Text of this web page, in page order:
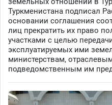
Туркменистана подписал
основании соглашения
лиц прекратить их право
участками с целью
эксплуатируемых ими
министерствам,
подведомственным им